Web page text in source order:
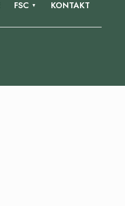
FSC KONTAKT